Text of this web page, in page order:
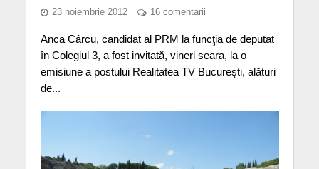
23 noiembrie 2012 16 comentarii
Anca Cârcu, candidat al PRM la funcţia de deputat
în Colegiul 3, a fost invitată, vineri seara, la o
emisiune a postului Realitatea TV Bucureşti, alături
de...